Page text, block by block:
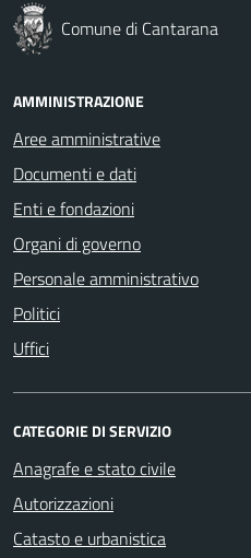
Comune di Cantarana
AMMINISTRAZIONE
Aree amministrative
Documenti e dati
Enti e fondazioni
Organi di governo
Personale amministrativo
Politici
Uffici
CATEGORIE DI SERVIZIO
Anagrafe e stato civile
Autorizzazioni
Catasto e urbanistica